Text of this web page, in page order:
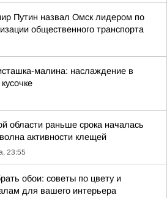
Путин назвал Омск лидером по
общественного транспорта
малина: наслаждение в
области раньше срока началась
активности клещей
23:55
обои: советы по цвету и
для вашего интерьера